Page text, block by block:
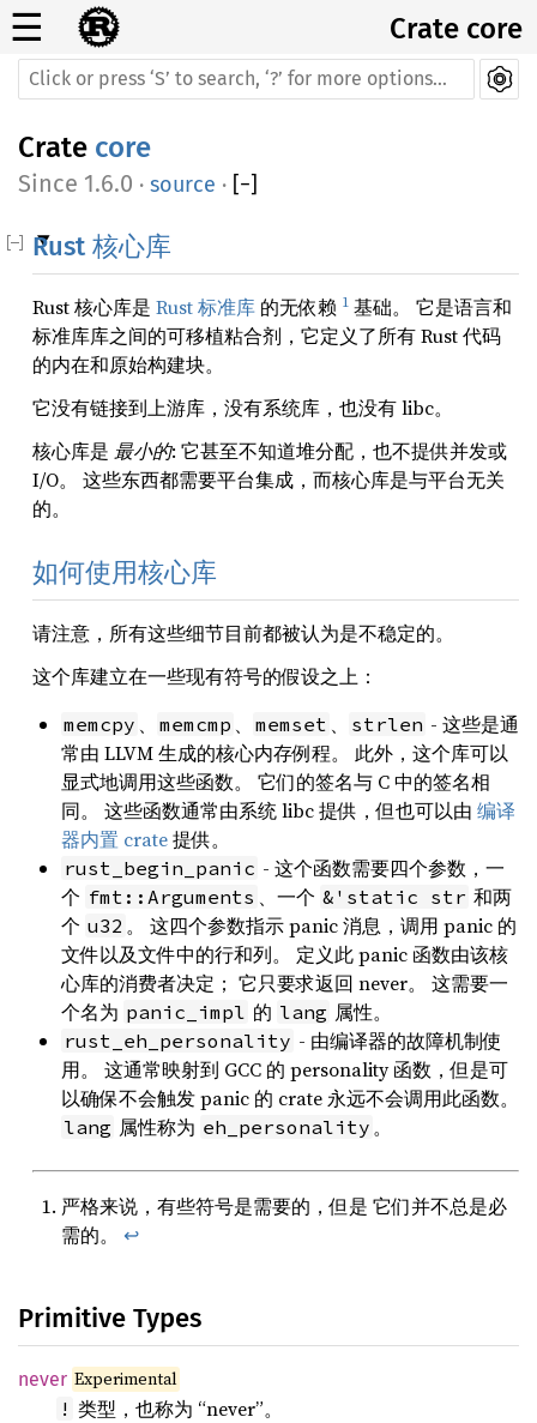
☰ Crate core
Crate core
1.6.0 · source · [−]
Rust 核心库
Rust 核心库是 Rust 标准库 的无依赖 1 基础。 它是语言和
标准库库之间的可移植粘合剂，它定义了所有 Rust 代码
的内在和原始构建块。
它没有链接到上游库，没有系统库，也没有 libc。
核心库是 最小的: 它甚至不知道堆分配，也不提供并发或
I/O。 这些东西都需要平台集成，而核心库是与平台无关
的。
如何使用核心库
请注意，所有这些细节目前都被认为是不稳定的。
这个库建立在一些现有符号的假设之上：
memcpy 、 memcmp 、 memset 、 strlen - 这些是通
常由 LLVM 生成的核心内存例程。 此外，这个库可以
显式地调用这些函数。 它们的签名与 C 中的签名相
同。 这些函数通常由系统 libc 提供，但也可以由 编译
器内置 crate提供。
rust_begin_panic - 这个函数需要四个参数，一
个 fmt::Arguments 、一个 &'static str 和两
个 u32 。 这四个参数指示 panic 消息，调用 panic 的
文件以及文件中的行和列。 定义此 panic 函数由该核
心库的消费者决定； 它只要求返回 never。 这需要一
个名为 panic_impl 的 lang 属性。
rust_eh_personality - 由编译器的故障机制使
用。 这通常映射到 GCC 的 personality 函数，但是可
以确保不会触发 panic 的 crate 永远不会调用此函数。
lang 属性称为 eh_personality 。
严格来说，有些符号是需要的，但是 它们并不总是必
需的。 ↩
Primitive Types
never Experimental
! 类型，也称为 “never”。